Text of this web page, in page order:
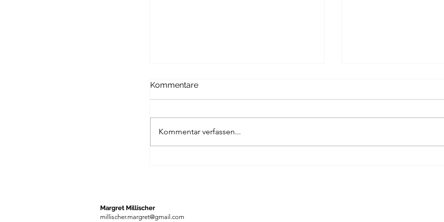
Kommentare
Kommentar verfassen...
Margret Millischer
millischer.margret@gmail.com